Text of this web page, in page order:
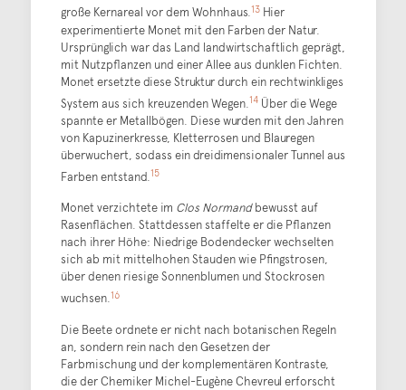
große Kernareal vor dem Wohnhaus.13Hier
experimentierte Monet mit den Farben der Natur.
Ursprünglich war das Land landwirtschaftlich geprägt,
mit Nutzpflanzen und einer Allee aus dunklen Fichten.
Monet ersetzte diese Struktur durch ein rechtwinkliges
System aus sich kreuzenden Wegen.14Über die Wege
spannte er Metallbögen. Diese wurden mit den Jahren
von Kapuzinerkresse, Kletterrosen und Blauregen
überwuchert, sodass ein dreidimensionaler Tunnel aus
Farben entstand.15
Monet verzichtete im Clos Normandbewusst auf
Rasenflächen. Stattdessen staffelte er die Pflanzen
nach ihrer Höhe: Niedrige Bodendecker wechselten
sich ab mit mittelhohen Stauden wie Pfingstrosen,
über denen riesige Sonnenblumen und Stockrosen
wuchsen.16
Die Beete ordnete er nicht nach botanischen Regeln
an, sondern rein nach den Gesetzen der
Farbmischung und der komplementären Kontraste,
die der Chemiker Michel-Eugène Chevreul erforscht